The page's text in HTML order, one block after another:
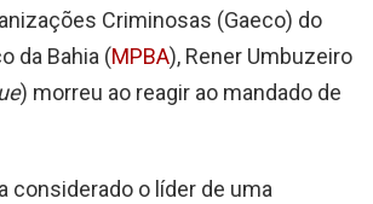
Criminosas (Gaeco) do
da Bahia (MPBA), Rener Umbuzeiro
) morreu ao reagir ao mandado de
considerado o líder de uma